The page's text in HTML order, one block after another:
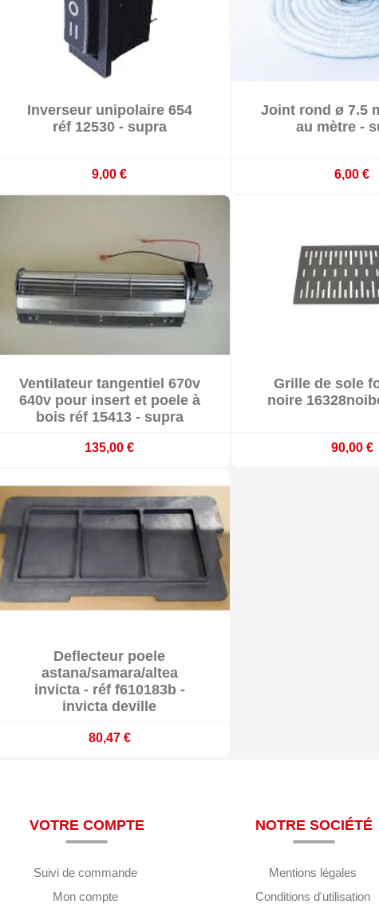
Sur commande : délai 3 à 4 semaines
Inverseur unipolaire 654
réf 12530 - supra
9,00 €
En
Joint rond ø 7.5
au mètre -
6,00 €
Sur commande : délai 3 à 4 semaines
Ventilateur tangentiel 670v
640v pour insert et poele à
bois réf 15413 - supra
135,00 €
En
Grille de sole
noire
90,00 €
En stock
Deflecteur poele
astana/samara/altea
invicta - réf f610183b -
invicta deville
80,47 €
VOTRE COMPTE
Suivi de commande
Mon compte
NOTRE SOCIÉTÉ
Mentions légales
Conditions d'utilisation